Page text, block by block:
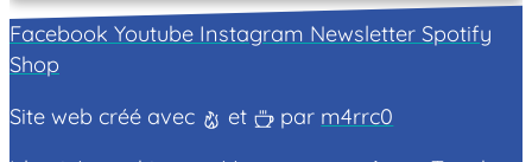
Facebook Youtube Instagram Newsletter Spotify
Shop
Site web créé avec
et par m4rrc0